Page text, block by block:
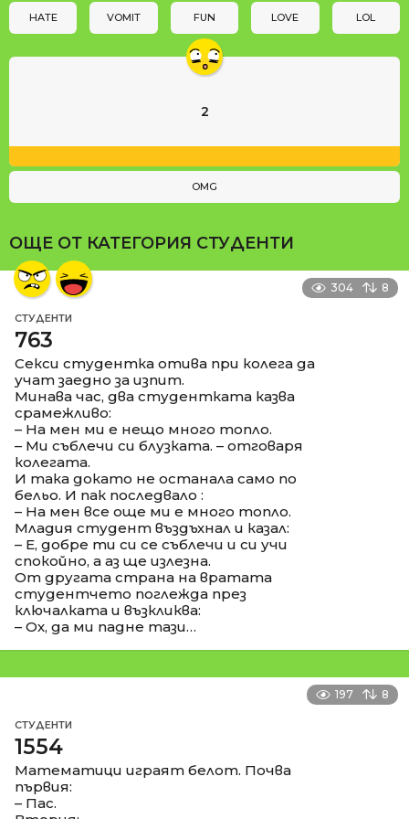
HATE VOMIT FUN LOVE LOL
2
OMG
ОЩЕ ОТ КАТЕГОРИЯ СТУДЕНТИ
304 8
СТУДЕНТИ
763
Секси студентка отива при колега да
учат заедно за изпит.
Минава час, два студентката казва
срамежливо:
– На мен ми е нещо много топло.
– Ми съблечи си блузката. – отговаря
колегата.
И така докато не останала само по
бельо. И пак последвало :
– На мен все още ми е много топло.
Младия студент въздъхнал и казал:
– Е, добре ти си се съблечи и си учи
спокойно, а аз ще излезна.
От другата страна на вратата
студентчето поглежда през
ключалката и възкликва:
– Ох, да ми падне тази…
197 8
СТУДЕНТИ
1554
Математици играят белот. Почва
първия:
– Пас.